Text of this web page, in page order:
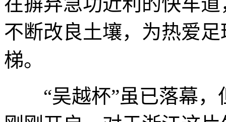
不断改良土壤，为热爱
梯。
“吴越杯”虽已落幕，